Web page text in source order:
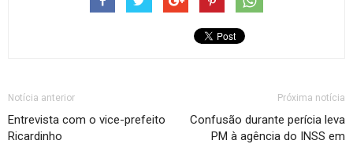
Notícia anterior
Entrevista com o vice-prefeito
Ricardinho
Próxima notícia
Confusão durante perícia leva
PM à agência do INSS em